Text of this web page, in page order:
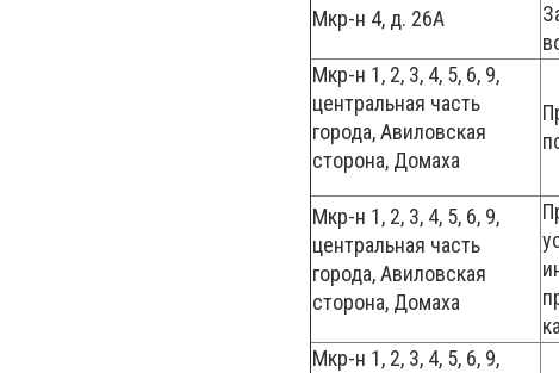
Мкр-н 4, д. 26А
Мкр-н 1, 2, 3, 4, 5, 6, 9,
центральная часть
города, Авиловская
сторона, Домаха
Мкр-н 1, 2, 3, 4, 5, 6, 9,
центральная часть
города, Авиловская
сторона, Домаха
Мкр-н 1, 2, 3, 4, 5, 6, 9,